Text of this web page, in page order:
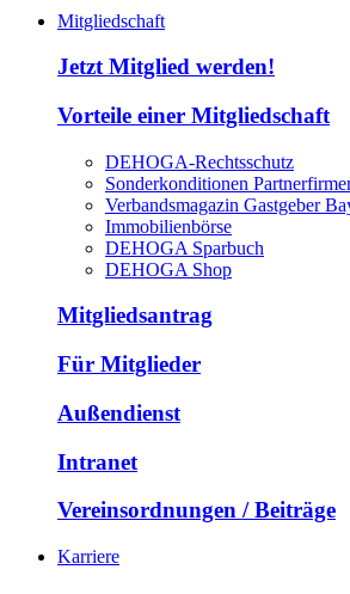
Mitgliedschaft
Jetzt Mitglied werden!
Vorteile einer Mitgliedschaft
DEHOGA-Rechtsschutz
Sonderkonditionen
Verbandsmagazin Gastgeber
Immobilienbörse
DEHOGA Sparbuch
DEHOGA Shop
Mitgliedsantrag
Für Mitglieder
Außendienst
Intranet
Vereinsordnungen / Beiträge
Karriere